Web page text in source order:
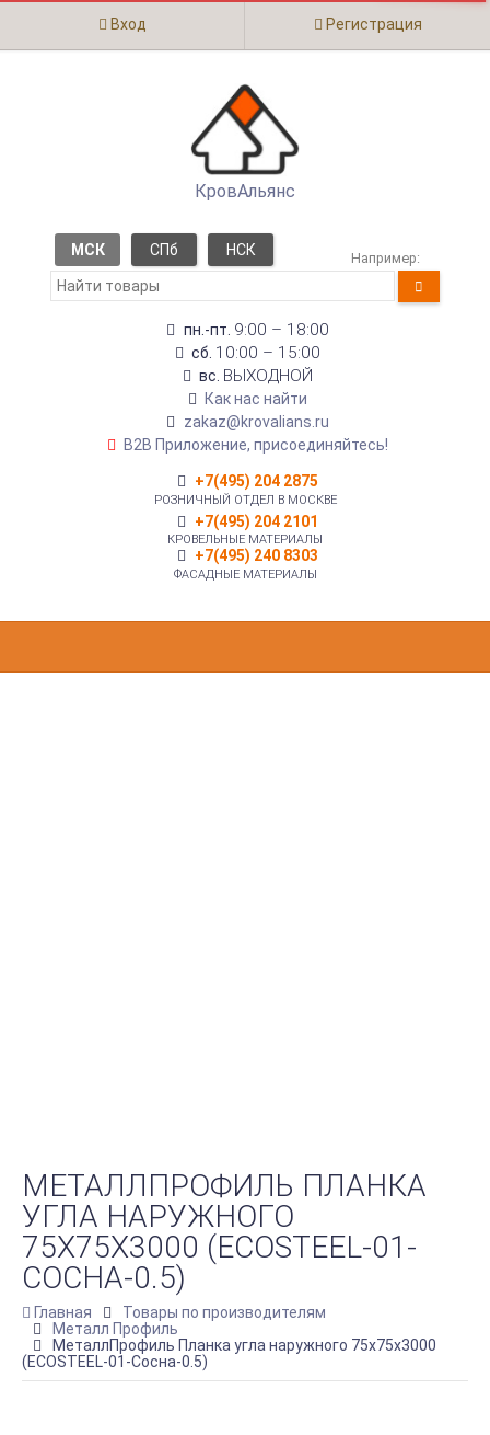
Вход Регистрация
КровАльянс
МСК СПб НСК Например:
пн.-пт. 9:00 – 18:00
сб. 10:00 – 15:00
вс. ВЫХОДНОЙ
Как нас найти
zakaz@krovalians.ru
B2B Приложение, присоединяйтесь!
+7(495) 204 2875
РОЗНИЧНЫЙ ОТДЕЛ В МОСКВЕ
+7(495) 204 2101
КРОВЕЛЬНЫЕ МАТЕРИАЛЫ
+7(495) 240 8303
ФАСАДНЫЕ МАТЕРИАЛЫ
МЕТАЛЛПРОФИЛЬ ПЛАНКА
УГЛА НАРУЖНОГО
75Х75Х3000 (ECOSTEEL-01-
СОСНА-0.5)
Главная
Товары по производителям
Металл Профиль
МеталлПрофиль Планка угла наружного 75х75х3000
(ECOSTEEL-01-Сосна-0.5)